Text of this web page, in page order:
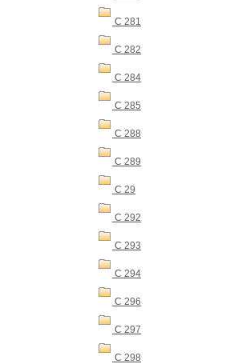
C 281
C 282
C 284
C 285
C 288
C 289
C 29
C 292
C 293
C 294
C 296
C 297
C 298